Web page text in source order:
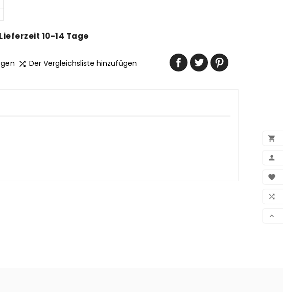





Lieferzeit 10-14 Tage
 Der Vergleichsliste hinzufügen